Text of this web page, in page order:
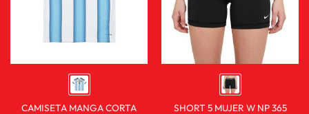
CAMISETA MANGA CORTA
SHORT 5 MUJER W NP 365